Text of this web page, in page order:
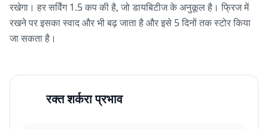
रखेगा। हर सर्विंग 1.5 कप की है, जो डायबिटीज के अनुकूल है। फ्रिज में
रखने पर इसका स्वाद और भी बढ़ जाता है और इसे 5 दिनों तक स्टोर किया
जा सकता है।
रक्त शर्करा प्रभाव